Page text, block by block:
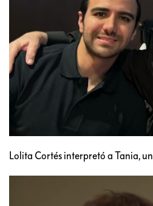
Lolita Cortés interpretó a Tania,